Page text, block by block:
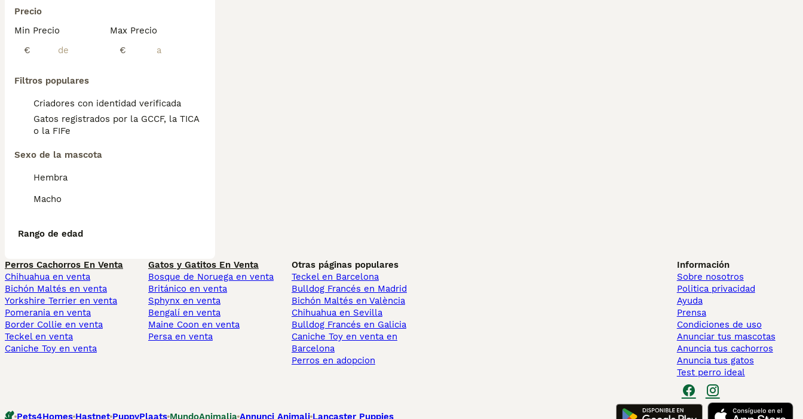
Precio
Min Precio
€
Max Precio
€
Filtros populares
Criadores con identidad verificada
Gatos registrados por la GCCF, la TICA
o la FIFe
Sexo de la mascota
Hembra
Macho
Rango de edad
Perros Cachorros En Venta
Chihuahua en venta
Bichón Maltés en venta
Yorkshire Terrier en venta
Pomerania en venta
Border Collie en venta
Teckel en venta
Caniche Toy en venta
Gatos y Gatitos En Venta
Bosque de Noruega en venta
Británico en venta
Sphynx en venta
Bengalí en venta
Maine Coon en venta
Persa en venta
Otras páginas populares
Teckel en Barcelona
Bulldog Francés en Madrid
Bichón Maltés en València
Chihuahua en Sevilla
Bulldog Francés en Galicia
Caniche Toy en venta en
Barcelona
Perros en adopcion
Información
Sobre nosotros
Politica privacidad
Ayuda
Prensa
Condiciones de uso
Anunciar tus mascotas
Anuncia tus cachorros
Anuncia tus gatos
Test perro ideal
Pets4Homes Hastnet PuppyPlaats MundoAnimalia Annunci Animali Lancaster Puppies